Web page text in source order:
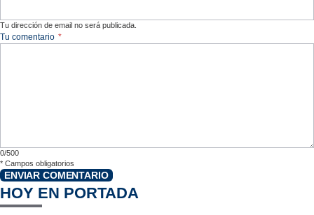
Tu dirección de email no será publicada.
Tu comentario *
0/500
* Campos obligatorios
ENVIAR COMENTARIO
HOY EN PORTADA